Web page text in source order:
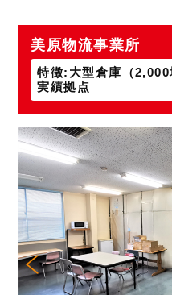
美原物流事業所
特徴:大型倉庫（
実績拠点